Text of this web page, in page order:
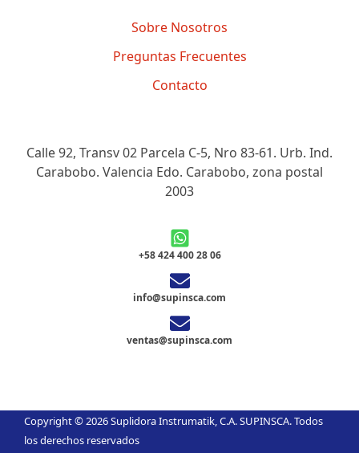
Sobre Nosotros
Preguntas Frecuentes
Contacto
Calle 92, Transv 02 Parcela C-5, Nro 83-61. Urb. Ind.
Carabobo. Valencia Edo. Carabobo, zona postal
2003
+58 424 400 28 06
info@supinsca.com
ventas@supinsca.com
Copyright © 2026 Suplidora Instrumatik, C.A. SUPINSCA. Todos
los derechos reservados